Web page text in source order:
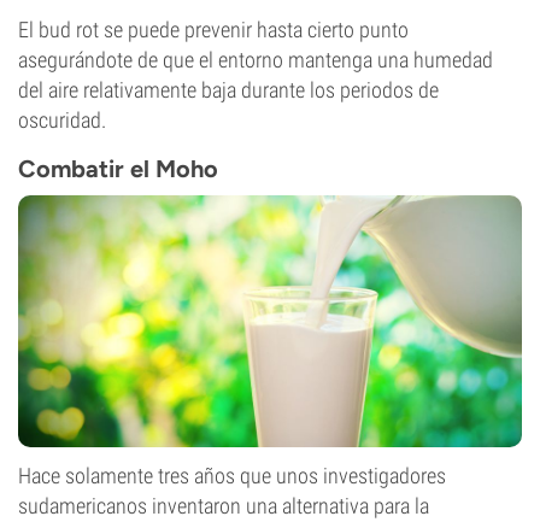
El bud rot se puede prevenir hasta cierto punto
asegurándote de que el entorno mantenga una humedad
del aire relativamente baja durante los periodos de
oscuridad.
Combatir el Moho
Hace solamente tres años que unos investigadores
sudamericanos inventaron una alternativa para la